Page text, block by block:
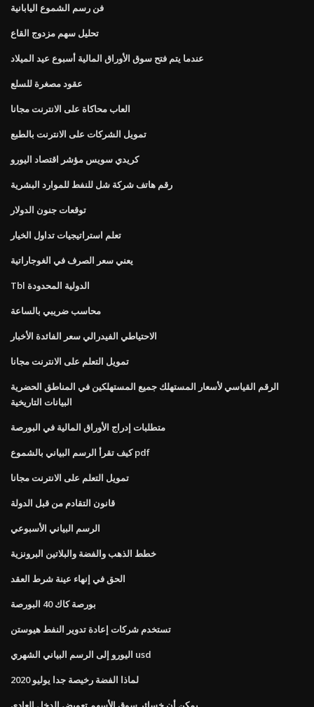
فن رسم الشموع اليابانية
تحليل سهم مزدوج القاع
عندما يتم فتح سوق الأوراق المالية أسبوع عيد الميلاد
عقود مصغرة للسلع
العاب محاكاة على الانترنت مجانا
تمويل الشركات على الانترنت بالطبع
كريدي سويس مؤشر اقتصاد اليورو
رقم هاتف شركة شل للنفط للموارد البشرية
توقعات جنون الدولار
تعلم استراتيجيات تداول الخيار
يعني سعر الصرف في الغوجاراتية
Tbl الدولية المحدودة
محاسب ضريبي بالساعة
الاحتياطي الفيدرالي سعر الفائدة الأخبار
تمويل التعلم على الانترنت مجانا
الرقم القياسي لأسعار المستهلك جميع المستهلكين في المناطق الحضرية
البيانات التاريخية
متطلبات إدراج الأوراق المالية في البورصة
كيف تقرأ الرسم البياني بالشموع pdf
تمويل التعلم على الانترنت مجانا
قانون التقادم من قبل الدولة
الرسم البياني الأسبوعي
خطط الذهب والفضة والبلاتين البرونزية
الحق في إنهاء عينة شرط العقد
بورصة كاك 40 البورصة
تستخدم شركات إعادة تدوير النفط هيوستن
اليورو إلى الرسم البياني الشهري usd
لماذا الفضة رخيصة جدا يوليو 2020